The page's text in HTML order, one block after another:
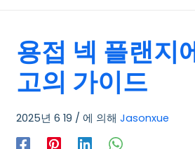
용접 넥 플랜지
고의 가이드
2025년 6 19 / 에 의해 Jasonxue